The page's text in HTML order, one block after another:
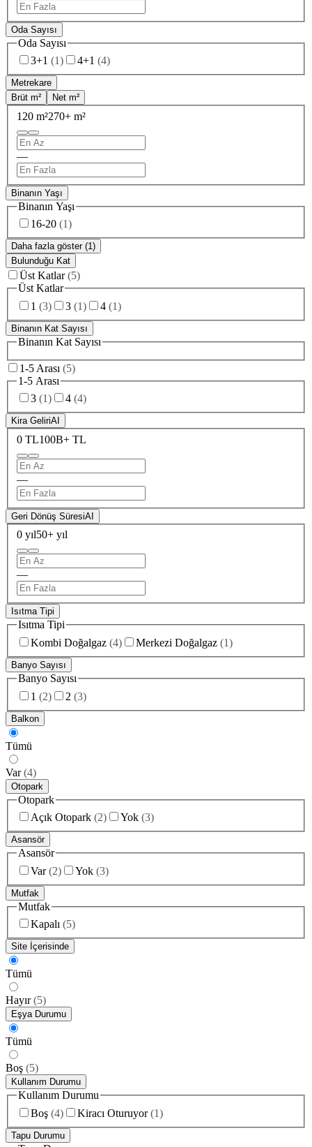
Oda Sayısı
Oda Sayısı
3+1 (1) 4+1 (4)
Metrekare
Brüt m²
Net m²
120 m²270+ m²
—
Binanın Yaşı
Binanın Yaşı
16-20 (1)
Daha fazla göster (1)
Bulunduğu Kat
Üst Katlar (5)
Üst Katlar
1 (3) 3 (1) 4 (1)
Binanın Kat Sayısı
Binanın Kat Sayısı
1-5 Arası (5)
1-5 Arası
3 (1) 4 (4)
Kira GeliriAI
0 TL100B+ TL
—
Geri Dönüş SüresiAI
0 yıl50+ yıl
—
Isıtma Tipi
Isıtma Tipi
Kombi Doğalgaz (4) Merkezi Doğalgaz (1)
Banyo Sayısı
Banyo Sayısı
1 (2) 2 (3)
Balkon
Tümü
Var (4)
Otopark
Otopark
Açık Otopark (2) Yok (3)
Asansör
Asansör
Var (2) Yok (3)
Mutfak
Mutfak
Kapalı (5)
Site İçerisinde
Tümü
Hayır (5)
Eşya Durumu
Tümü
Boş (5)
Kullanım Durumu
Kullanım Durumu
Boş (4) Kiracı Oturuyor (1)
Tapu Durumu